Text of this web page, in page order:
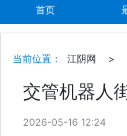
首页
当前位置： 江阴网 >
交管机器人
2026-05-16 12:24